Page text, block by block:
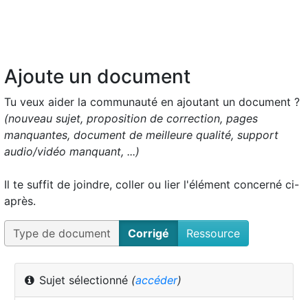
Ajoute un document
Tu veux aider la communauté en ajoutant un document ?
(nouveau sujet, proposition de correction, pages
manquantes, document de meilleure qualité, support
audio/vidéo manquant, ...)
Il te suffit de joindre, coller ou lier l'élément concerné ci-
après.
Type de document Corrigé Ressource
Sujet sélectionné (accéder)